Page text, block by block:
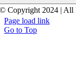
© Copyright 2024 | All
Page load link
Go to Top